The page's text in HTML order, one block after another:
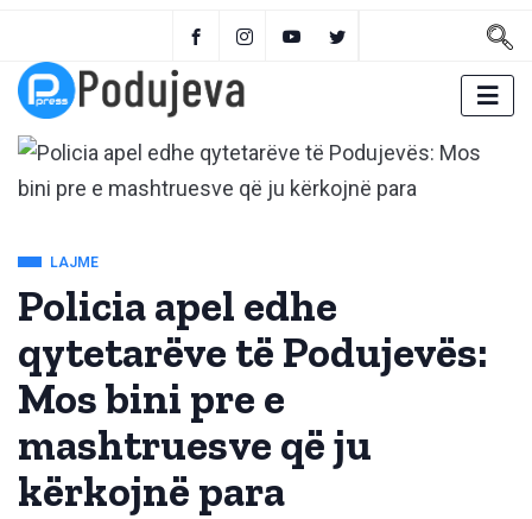
LAJME
Policia apel edhe
qytetarëve të Podujevës:
Mos bini pre e
mashtruesve që ju
kërkojnë para